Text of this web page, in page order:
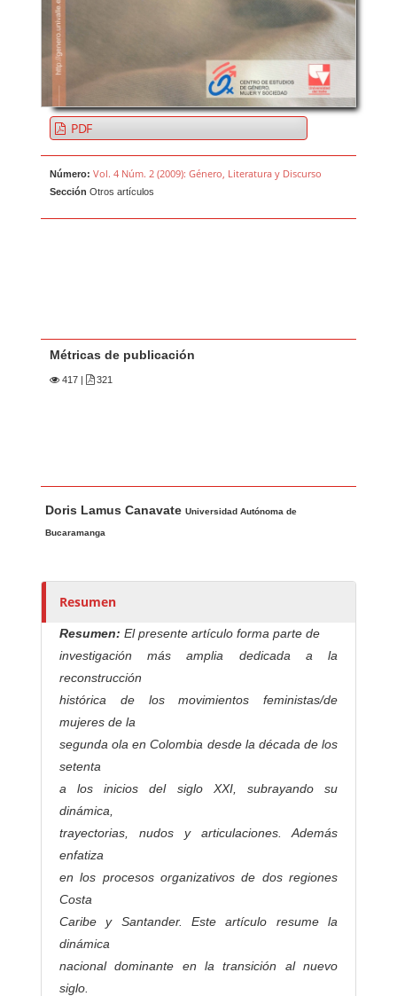
PDF
Número: Vol. 4 Núm. 2 (2009): Género, Literatura y Discurso
Sección Otros artículos
Métricas de publicación
417 | 321
u
t
r
s
Doris Lamus CanavateUniversidad Autónoma de
Bucaramanga
Resumen
Resumen: El presente artículo forma parte de
investigación más amplia dedicada a la
reconstrucción
histórica de los movimientos feministas/de
mujeres de la
segunda ola en Colombia desde la década de los
setenta
a los inicios del siglo XXI, subrayando su
dinámica,
trayectorias, nudos y articulaciones. Además
enfatiza
en los procesos organizativos de dos regiones
Costa
Caribe y Santander. Este artículo resume la
dinámica
nacional dominante en la transición al nuevo
siglo.